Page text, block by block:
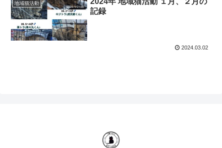
地域猫活動
記録
2024.03.02